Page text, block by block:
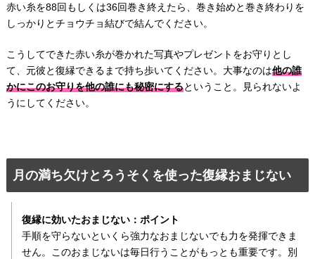
赤い糸を88回もしくは36回巻き終えたら、巻き始めと巻き終わりを
しっかりとチョウチョ結びで結んでください。
こうしてできた赤い糸が巻かれた写真やプレゼントをお守りとし
て、元彼と復縁できるまで持ち歩いてください。大事なのは他の誰
かにこのお守りを他の誰にも秘密にするということ。見られないよ
うにしてください。
月の満ち欠けとろうそくを使った復縁おまじない
復縁に効いたおまじない：ポイント
手順を守らないといくら強力なおまじないでも力を発揮できま
せん。このおまじないは毎日行うことがもっとも重要です。別